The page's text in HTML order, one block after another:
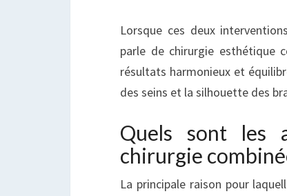
Lorsque ces deux
parle de chirurgie esthétique
résultats harmonieux et
des seins et la silhouette des
Quels sont les
chirurgie
La principale raison pour